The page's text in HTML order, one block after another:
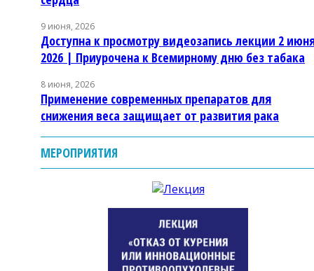
9 июня, 2026
Доступна к просмотру видеозапись лекции 2
2026 | Приурочена к Всемирному дню без табака
8 июня, 2026
Применение современных препаратов для
снижения веса защищает от развития рака
МЕРОПРИЯТИЯ